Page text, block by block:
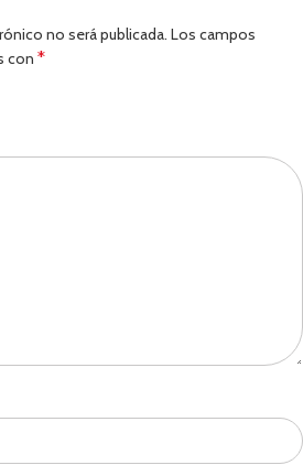
no será publicada. Los campos
con *